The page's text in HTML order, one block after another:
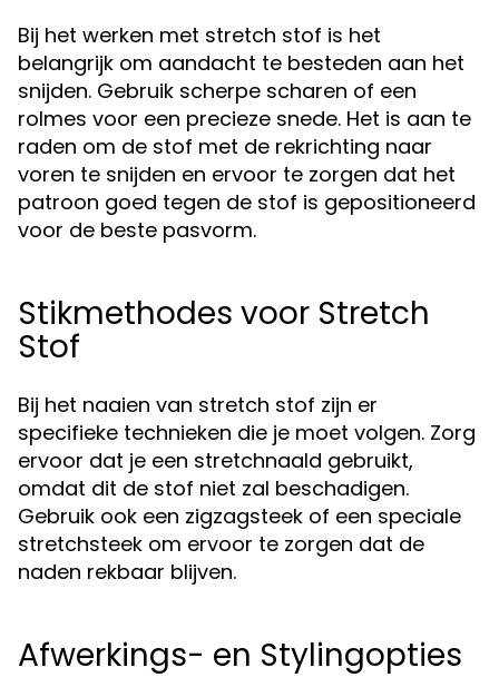
Bij het werken met stretch stof is het
belangrijk om aandacht te besteden aan het
snijden. Gebruik scherpe scharen of een
rolmes voor een precieze snede. Het is aan te
raden om de stof met de rekrichting naar
voren te snijden en ervoor te zorgen dat het
patroon goed tegen de stof is gepositioneerd
voor de beste pasvorm.
Stikmethodes voor Stretch
Stof
Bij het naaien van stretch stof zijn er
specifieke technieken die je moet volgen. Zorg
ervoor dat je een stretchnaald gebruikt,
omdat dit de stof niet zal beschadigen.
Gebruik ook een zigzagsteek of een speciale
stretchsteek om ervoor te zorgen dat de
naden rekbaar blijven.
Afwerkings- en Stylingopties